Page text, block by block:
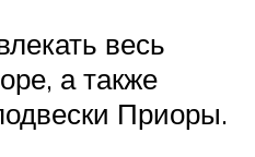
весь
а также
Приоры.